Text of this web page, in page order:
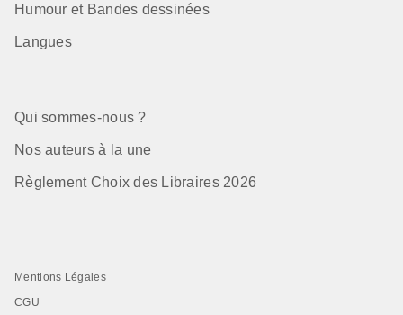
Humour et Bandes dessinées
Langues
Qui sommes-nous ?
Nos auteurs à la une
Règlement Choix des Libraires 2026
Mentions Légales
CGU